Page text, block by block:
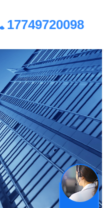
17749720098